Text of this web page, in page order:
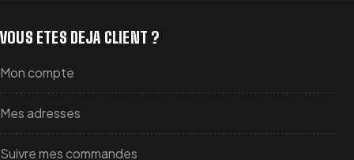
VOUS ETES DEJA CLIENT ?
Mon compte
Mes adresses
Suivre mes commandes